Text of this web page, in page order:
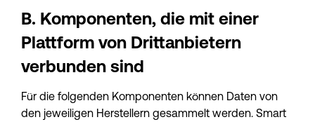
B. Komponenten, die mit einer
Plattform von Drittanbietern
verbunden sind
Für die folgenden Komponenten können Daten von
den jeweiligen Herstellern gesammelt werden. Smart